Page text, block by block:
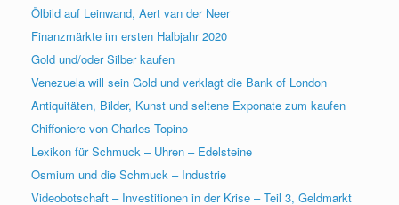
Ölbild auf Leinwand, Aert van der Neer
Finanzmärkte im ersten Halbjahr 2020
Gold und/oder Silber kaufen
Venezuela will sein Gold und verklagt die Bank of London
Antiquitäten, Bilder, Kunst und seltene Exponate zum kaufen
Chiffoniere von Charles Topino
Lexikon für Schmuck – Uhren – Edelsteine
Osmium und die Schmuck – Industrie
Videobotschaft – Investitionen in der Krise – Teil 3, Geldmarkt